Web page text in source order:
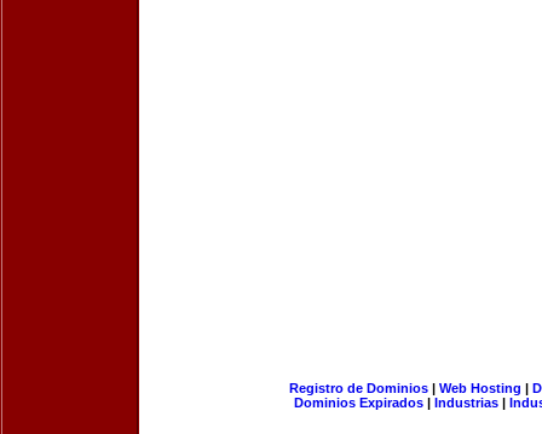
Registro de Dominios| Web Hosting |
Dominios Expirados | Industrias |